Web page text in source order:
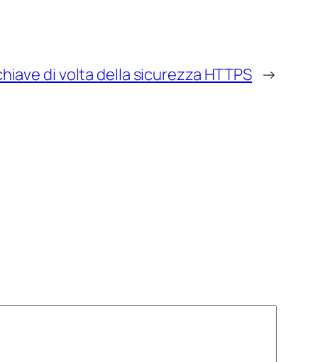
di volta della sicurezza HTTPS →